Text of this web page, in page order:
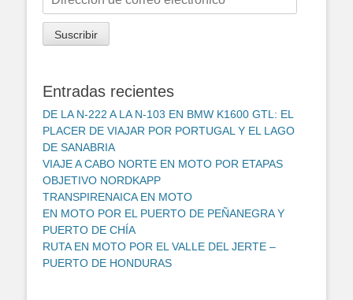
correo
electrónico
Suscribir
Entradas recientes
DE LA N-222 A LA N-103 EN BMW K1600 GTL: EL
PLACER DE VIAJAR POR PORTUGAL Y EL LAGO
DE SANABRIA
VIAJE A CABO NORTE EN MOTO POR ETAPAS
OBJETIVO NORDKAPP
TRANSPIRENAICA EN MOTO
EN MOTO POR EL PUERTO DE PEÑANEGRA Y
PUERTO DE CHÍA
RUTA EN MOTO POR EL VALLE DEL JERTE –
PUERTO DE HONDURAS